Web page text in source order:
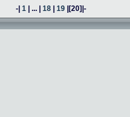
-| 1 | ... | 18 | 19 |[20]|-